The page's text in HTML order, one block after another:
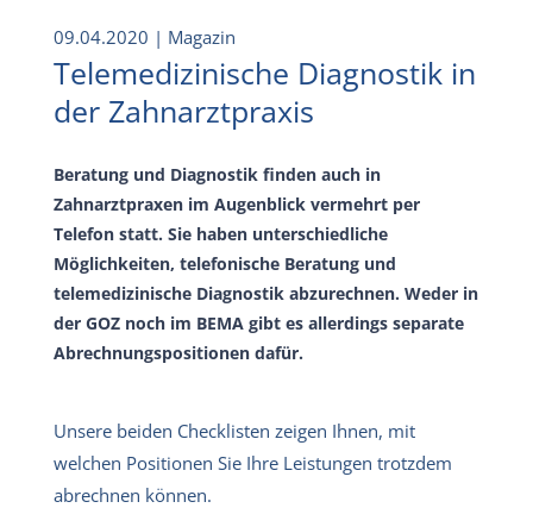
09.04.2020 | Magazin
Telemedizinische Diagnostik in
der Zahnarztpraxis
Beratung und Diagnostik finden auch in
Zahnarztpraxen im Augenblick vermehrt per
Telefon statt. Sie haben unterschiedliche
Möglichkeiten, telefonische Beratung und
telemedizinische Diagnostik abzurechnen. Weder in
der GOZ noch im BEMA gibt es allerdings separate
Abrechnungspositionen dafür.
Unsere beiden Checklisten zeigen Ihnen, mit
welchen Positionen Sie Ihre Leistungen trotzdem
abrechnen können.